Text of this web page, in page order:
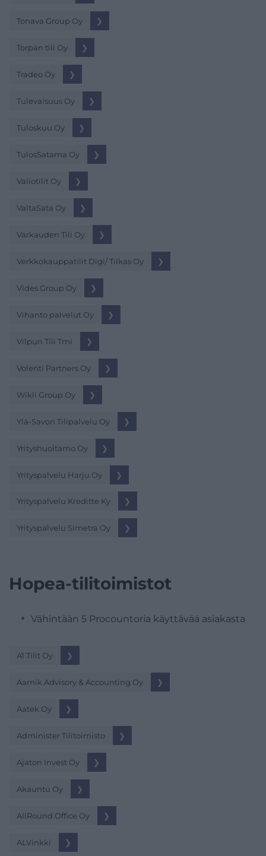
Tonava Group Oy ❯
Torpan tili Oy ❯
Tradeo Oy ❯
Tulevaisuus Oy ❯
Tuloskuu Oy ❯
TulosSatama Oy ❯
Valiotilit Oy ❯
ValtaSata Oy ❯
Varkauden Tili Oy ❯
Verkkokauppatilit Digi/ Tilkas Oy ❯
Vides Group Oy ❯
Vihanto palvelut Oy ❯
Vilpun Tili Tmi ❯
Volenti Partners Oy ❯
Wikli Group Oy ❯
Ylä-Savon Tilipalvelu Oy ❯
Yrityshuoltamo Oy ❯
Yrityspalvelu Harju Oy ❯
Yrityspalvelu Kreditte Ky ❯
Yrityspalvelu Simetra Oy ❯
Hopea-tilitoimistot
Vähintään 5 Procountoria käyttävää asiakasta
A1 Tilit Oy ❯
Aarnik Advisory & Accounting Oy ❯
Aatek Oy ❯
Administer Tilitoimisto ❯
Ajaton Invest Oy ❯
Akauntu Oy ❯
AllRound Office Oy ❯
ALVinkki ❯